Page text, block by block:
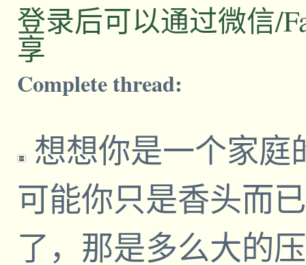
登录后可以通过微信/
享
Complete thread:
想想你是一个家庭
可能你只是香头而
了，那是多么大的